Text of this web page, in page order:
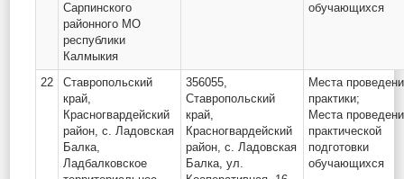
Сарпинского
районного МО
республики
Калмыкия
обучающихся
22
Ставропольский
край,
Красногвардейский
район, с. Ладовская
Балка,
Ладбалковское
356055,
Ставропольский
край,
Красногвардейский
район, с. Ладовская
Балка, ул.
Места
практики;
Места
практической
подготовки
обучающихся